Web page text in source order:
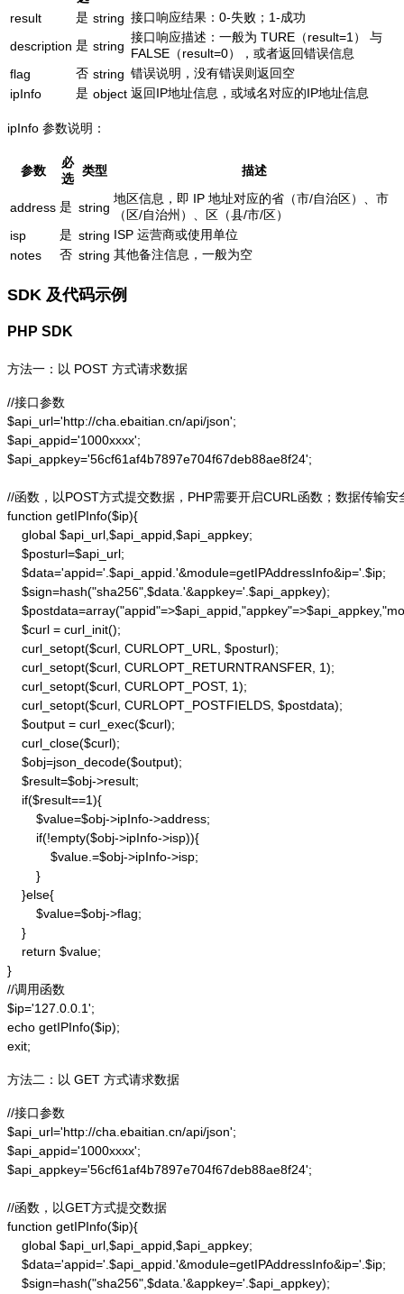
result
是 string 接口响应结果：0-失败；1-成功
description 是 string
接口响应描述：一般为 TURE（result=1） 与
FALSE（result=0），或者返回错误信息
flag
否 string 错误说明，没有错误则返回空
ipInfo
是 object 返回IP地址信息，或域名对应的IP地址信息
ipInfo 参数说明：
参数
必
选
类型 描述
address 是 string
地区信息，即 IP 地址对应的省（市/自治区）、市
（区/自治州）、区（县/市/区）
isp
是 string ISP 运营商或使用单位
notes
否 string 其他备注信息，一般为空
SDK 及代码示例
PHP SDK
方法一：以 POST 方式请求数据
//接口参数
$api_url='http://cha.ebaitian.cn/api/json';
$api_appid='1000xxxx';
$api_appkey='56cf61af4b7897e704f67deb88ae8f24';
//函数，以POST方式提交数据，PHP需要开启CURL函数；数据传输安
function getIPInfo($ip){
    global $api_url,$api_appid,$api_appkey;
    $posturl=$api_url;
    $data='appid='.$api_appid.'&module=getIPAddressInfo&ip='.$ip;
    $sign=hash("sha256",$data.'&appkey='.$api_appkey);
    $curl = curl_init();
    curl_setopt($curl, CURLOPT_URL, $posturl);
    curl_setopt($curl, CURLOPT_RETURNTRANSFER, 1);
    curl_setopt($curl, CURLOPT_POST, 1);
    curl_setopt($curl, CURLOPT_POSTFIELDS, $postdata);
    $output = curl_exec($curl);
    curl_close($curl);
    $obj=json_decode($output);
    $result=$obj->result;
    if($result==1){
        $value=$obj->ipInfo->address;
        if(!empty($obj->ipInfo->isp)){
            $value.=$obj->ipInfo->isp;
        }
    }else{
        $value=$obj->flag;
    }
    return $value;
}
//调用函数
$ip='127.0.0.1';
echo getIPInfo($ip);
exit;
方法二：以 GET 方式请求数据
//接口参数
$api_url='http://cha.ebaitian.cn/api/json';
$api_appid='1000xxxx';
$api_appkey='56cf61af4b7897e704f67deb88ae8f24';
//函数，以GET方式提交数据
function getIPInfo($ip){
    global $api_url,$api_appid,$api_appkey;
    $data='appid='.$api_appid.'&module=getIPAddressInfo&ip='.$ip;
    $sign=hash("sha256",$data.'&appkey='.$api_appkey);